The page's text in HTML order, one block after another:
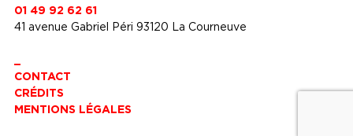
01 49 92 62 61
41 avenue Gabriel Péri 93120 La Courneuve
CONTACT
CRÉDITS
MENTIONS LÉGALES